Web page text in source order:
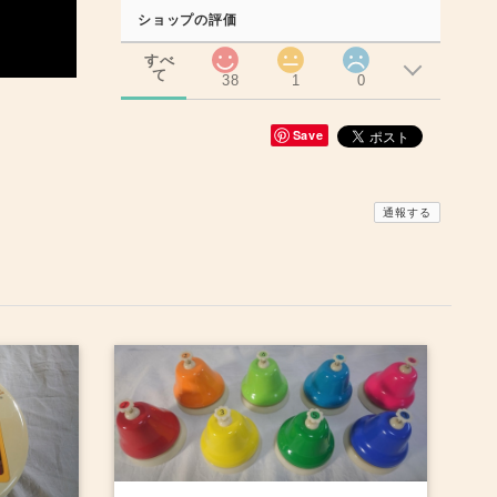
ショップの評価
すべ
て
38 1 0
Save
通報する